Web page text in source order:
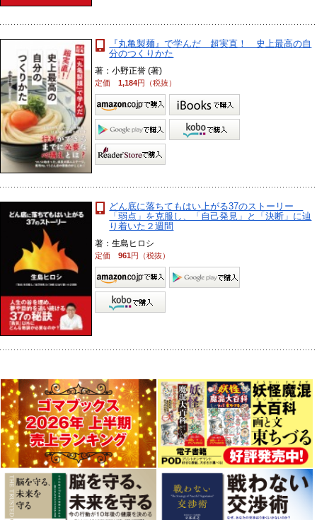
『丸亀製麺』で学んだ 超実直！ 史上最高の自
分のつくりかた
著：小野正誉 (著)
定価1,184円（税抜）
どん底に落ちてもはい上がる37のストーリー
「弱点」を克服し、「自己発見」と「決断」に辿
り着いた２週間
著：生島ヒロシ
定価961円（税抜）